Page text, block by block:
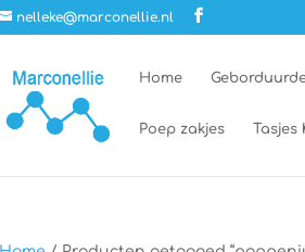
nelleke@marconellie.nl
Home
Poep zakjes